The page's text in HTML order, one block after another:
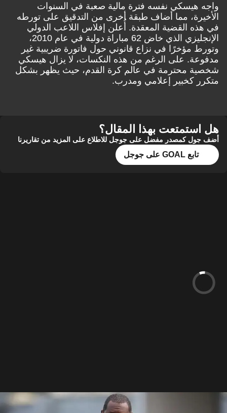
واجه هيسكي نفسه فترة مالية صعبة في السنوات
الأخيرة، مما أضاف طبقة أخرى من التدقيق على تورطه
في هذه القضية المعقدة. أُعلن إفلاس اللاعب الدولي
الإنجليزي الذي خاض 62 مباراة دولية في عام 2010،
وتورط مؤخرًا في نزاع قانوني حول فاتورة ضريبية غير
مدفوعة. على الرغم من هذه النكسات، لا يزال هيسكي
شخصية محترمة في عالم كرة القدم، حيث يظهر بشكل
متكرر كخبير إعلامي ومدرب.
هل استمتعت بهذا المقال؟
أضف جول كمصدر مفضل على جوجل للاطلاع على المزيد من تقاريرنا
تابع GOAL على جوجل